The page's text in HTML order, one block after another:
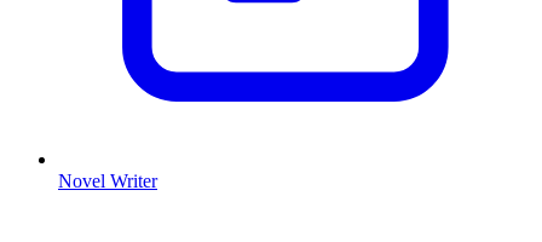
Novel Writer